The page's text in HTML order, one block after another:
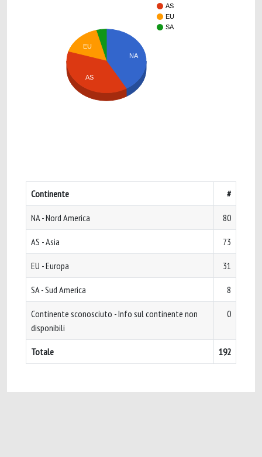
AS
EU
SA
NA
EU
AS
Continente #
NA - Nord America 80
AS - Asia 73
EU - Europa 31
SA - Sud America 8
Continente sconosciuto - Info sul continente non
disponibili
0
Totale 192